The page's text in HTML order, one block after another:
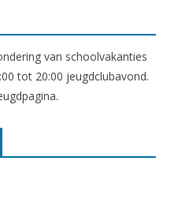
van schoolvakanties
tot 20:00 jeugdclubavond.
.